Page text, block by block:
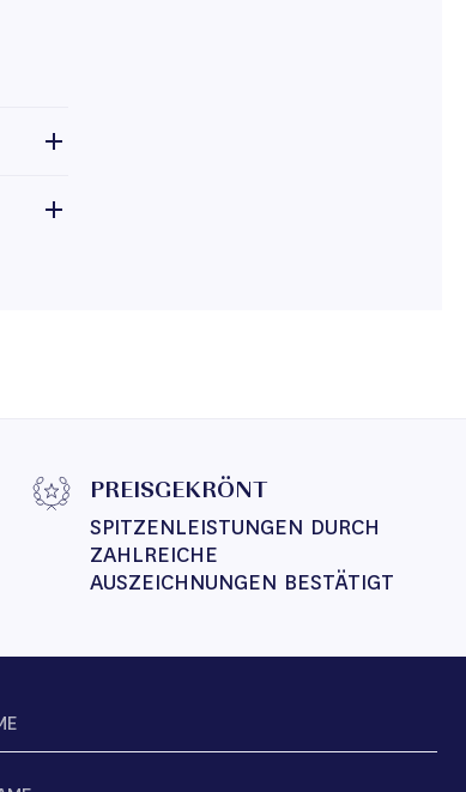
PREISGEKRÖNT
SPITZENLEISTUNGEN DURCH
ZAHLREICHE
AUSZEICHNUNGEN BESTÄTIGT